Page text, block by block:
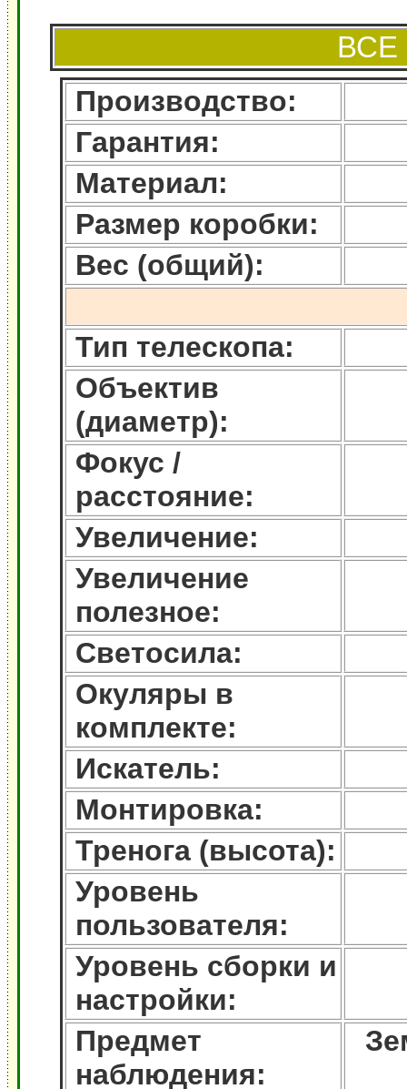
ВСЕ
Производство:
Гарантия:
Материал:
Размер коробки:
Вес (общий):
Тип телескопа:
Объектив
(диаметр):
Фокус /
расстояние:
Увеличение:
Увеличение
полезное:
Светосила:
Окуляры в
комплекте:
Искатель:
Монтировка:
Тренога (высота):
Уровень
пользователя:
Уровень сборки и
настройки:
Предмет
наблюдения: